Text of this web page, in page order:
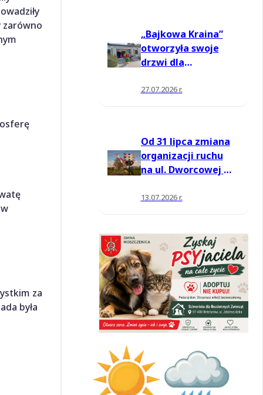
zarówno
za
była
„Bajkowa Kraina”
otworzyła swoje
drzwi dla
27.07.2026 r.
Od 31 lipca zmiana
organizacji ruchu
na ul. Dworcowej w
13.07.2026 r.